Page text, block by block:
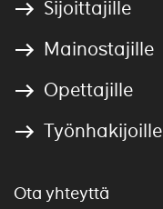
Sijoittajille
Mainostajille
Opettajille
Työnhakijoille
Ota yhteyttä